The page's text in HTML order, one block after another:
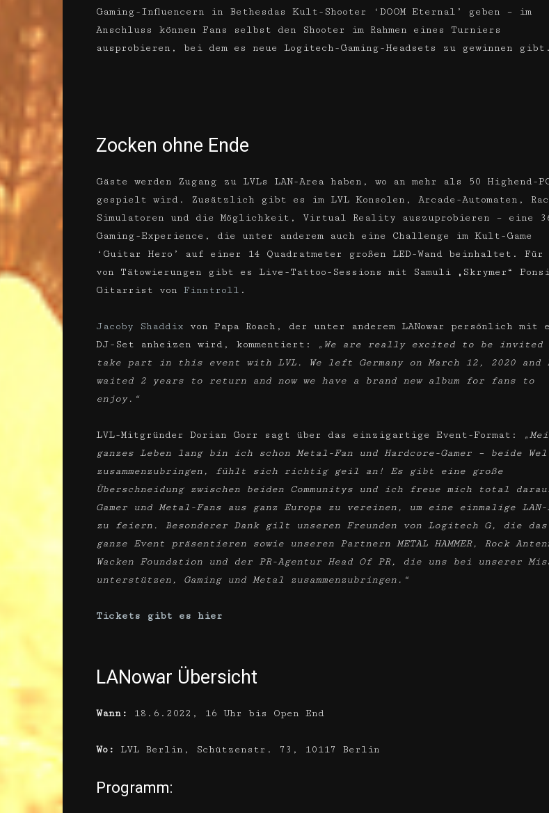
Gaming-Influencern in Bethesdas Kult-Shooter ‘DOOM Eternal’ geben – im
Anschluss können Fans selbst den Shooter im Rahmen eines Turniers
ausprobieren, bei dem es neue Logitech-Gaming-Headsets zu gewinnen gibt.
Zocken ohne Ende
Gäste werden Zugang zu LVLs LAN-Area haben, wo an mehr als 50 Highend-
gespielt wird. Zusätzlich gibt es im LVL Konsolen, Arcade-Automaten,
Simulatoren und die Möglichkeit, Virtual Reality auszuprobieren – eine
Gaming-Experience, die unter anderem auch eine Challenge im Kult-Game
‘Guitar Hero’ auf einer 14 Quadratmeter großen LED-Wand beinhaltet. Für
von Tätowierungen gibt es Live-Tattoo-Sessions mit Samuli „Skrymer“
Gitarrist von Finntroll .
Jacoby Shaddix von Papa Roach, der unter anderem LANowar persönlich mit
DJ-Set anheizen wird, kommentiert:
„We are really excited to be invited
take part in this event with LVL. We left Germany on March 12, 2020 and
waited 2 years to return and now we have a brand new album for fans to
enjoy.“
LVL-Mitgründer Dorian Gorr sagt über das einzigartige Event-Format:
ganzes Leben lang bin ich schon Metal-Fan und Hardcore-Gamer – beide
zusammenzubringen, fühlt sich richtig geil an! Es gibt eine große
Überschneidung zwischen beiden Communitys und ich freue mich total
Gamer und Metal-Fans aus ganz Europa zu vereinen, um eine einmalige
zu feiern. Besonderer Dank gilt unseren Freunden von Logitech G, die das
ganze Event präsentieren sowie unseren Partnern METAL HAMMER, Rock
Wacken Foundation und der PR-Agentur Head Of PR, die uns bei unserer
unterstützen, Gaming und Metal zusammenzubringen.“
Tickets gibt es hier
LANowar Übersicht
Wann: 18.6.2022, 16 Uhr bis Open End
Wo: LVL Berlin, Schützenstr. 73, 10117 Berlin
Programm: